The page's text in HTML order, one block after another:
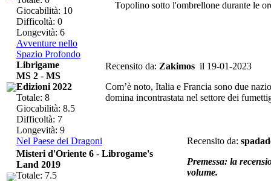
Topolino sotto l'ombrellone durante le
Giocabilità: 10
Difficoltà: 0
Longevità: 6
Avventure nello
Spazio Profondo
Recensito da: Zakimos il 19-01-2023
Com’è noto, Italia e Francia sono due
domina incontrastata nel settore dei
Librigame
MS 2 - MS
Edizioni 2022
Totale: 8
Giocabilità: 8.5
Difficoltà: 7
Longevità: 9
Nel Paese dei Dragoni
Recensito da:
Premessa: la
volume.
Misteri d'Oriente 6 - Librogame's
Land 2019
Totale: 7.5